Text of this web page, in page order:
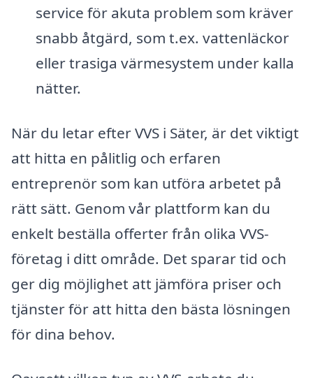
service för akuta problem som kräver
snabb åtgärd, som t.ex. vattenläckor
eller trasiga värmesystem under kalla
nätter.
När du letar efter VVS i Säter, är det viktigt
att hitta en pålitlig och erfaren
entreprenör som kan utföra arbetet på
rätt sätt. Genom vår plattform kan du
enkelt beställa offerter från olika VVS-
företag i ditt område. Det sparar tid och
ger dig möjlighet att jämföra priser och
tjänster för att hitta den bästa lösningen
för dina behov.